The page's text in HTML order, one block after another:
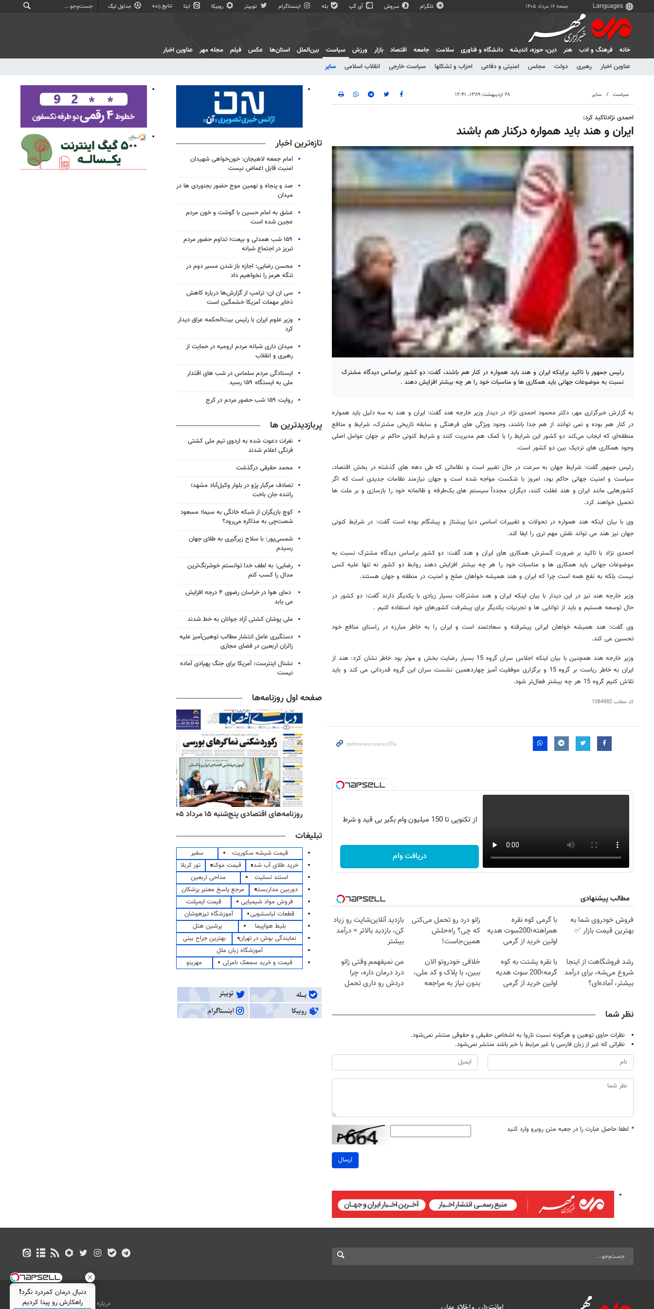
جمعه ۱۶ مرداد ۱۴۰۵ تلگرام سروش آی گپ بله اینستاگرام توییتر روبیکا ایتا نتایج زنده جداول لیگ
خانه فرهنگ و ادب هنر دين، حوزه، انديشه دانشگاه و فناوری سلامت جامعه اقتصاد بازار ورزش
سیاست
عناوین اخبار
رهبری دولت مجلس امنیتی و دفاعی احزاب و تشکلها سیاست خارجی انقلاب اسلامی سایر
بین‌الملل استان‌ها عکس فیلم مجله مهر عناوین اخبار
سیاست سایر ۲۸ اردیبهشت ۱۳۸۹، ۱۲:۴۱
احمدی نژادتاکید کرد:
ایران و هند باید همواره درکنار هم باشند
رئیس جمهور با تاکید براینکه ایران و هند باید همواره در کنار هم باشند، گفت: دو کشور براساس دیدگاه مشترک
نسبت به موضوعات جهانی باید همکاری ها و مناسبات خود را هر چه بیشتر افزایش دهند .
به گزارش خبرگزاری مهر، دکتر محمود احمدی نژاد در دیدار وزیر خارجه هند گفت: ایران و هند به سه دلیل باید همواره
در کنار هم بوده و نمی توانند از هم جدا باشند، وجود ویژگی های فرهنگی و سابقه تاریخی مشترک، شرایط و منافع
منطقه‌ای که ایجاب می‌کند دو کشور این شرایط را با کمک هم مدیریت کنند و شرایط کنونی حاکم بر جهان عوامل اصلی
وجود همکاری های نزدیک بین دو کشور است.
رئیس جمهور گفت: شرایط جهان به سرعت در حال تغییر است و نظاماتی که طی دهه های گذشته در بخش اقتصاد،
سیاست و امنیت جهانی حاکم بود، امروز با شکست مواجه شده است و جهان نیازمند نظامات جدیدی است که اگر
کشورهایی مانند ایران و هند غفلت کنند، دیگران مجدداً سیستم های یک‌طرفه و ظالمانه خود را بازسازی و بر ملت ها
تحمیل خواهند کرد.
وی با بیان اینکه هند همواره در تحولات و تغییرات اساسی دنیا پیشتاز و پیشگام بوده است گفت: در شرایط کنونی
جهان نیز هند می تواند نقش مهم تری را ایفا کند.
احمدی نژاد با تاکید بر ضرورت گسترش همکاری های ایران و هند گفت: دو کشور براساس دیدگاه مشترک نسبت به
موضوعات جهانی باید همکاری ها و مناسبات خود را هر چه بیشتر افزایش دهند روابط دو کشور نه تنها علیه کسی
نیست بلکه به نفع همه است چرا که ایران و هند همیشه خواهان صلح و امنیت در منطقه و جهان هستند.
وزیر خارجه هند نیز در این دیدار با بیان اینکه ایران و هند مشترکات بسیار زیادی با یکدیگر دارند گفت: دو کشور در
حال توسعه هستیم و باید از توانایی ها و تجربیات یکدیگر برای پیشرفت کشورهای خود استفاده کنیم .
وی گفت: هند همیشه خواهان ایرانی پیشرفته و سعادتمند است و ایران را به خاطر مبارزه در راستای منافع خود
تحسین می کند.
وزیر خارجه هند همچنین با بیان اینکه اجلاس سران گروه 15 بسیار رضایت بخش و موثر بود خاطر نشان کرد: هند از
ایران به خاطر ریاست بر گروه 15 و برگزاری موفقیت آمیز چهاردهمین نشست سران این گروه قدردانی می کند و باید
تلاش کنیم گروه 15 هر چه بیشتر فعال‌تر شود.
کد مطلب1084982
از تکنوپی تا 150 میلیون وام بگیر بی قید و شرط
دریافت وام
مطالب پیشنهادی
فروش خودروی شما به
بهترین قیمت بازار ✅
با گرمی کوه نقره
همراهته؛200سوت هدیه
اولین خرید از گرمی
زانو درد رو تحمل می‌کنی
که چی؟ راه‌حلش
همین‌جاست!
بازدید آنلاین‌شاپت رو زیاد
کن، بازدید بالاتر = درآمد
بیشتر
رشد فروشگاهت از اینجا
شروع می‌شه، برای درآمد
بیشتر، آماده‌ای؟
با نقره پشتت به کوه
گرمه؛200 سوت هدیه
اولین خرید از گرمی
خلافی خودروتو الان
ببین، با پلاک و کد ملی،
بدون نیاز به مراجعه
من نمیفهمم وقتی زانو
درد درمان داره، چرا
دردش رو داری تحمل
نظر شما
نظرات حاوی توهین و هرگونه نسبت ناروا به اشخاص حقیقی و حقوقی منتشر نمی‌شود.
نظراتی که غیر از زبان فارسی یا غیر مرتبط با خبر باشد منتشر نمی‌شود.
* لطفا حاصل عبارت را در جعبه متن روبرو وارد کنید
ارسال
تازه‌ترین اخبار
امام جمعه لاهیجان: خون‌خواهی شهیدان
امنیت قابل اغماض نیست
صد و پنجاه و نهمین موج حضور بجنوردی ها در
میدان
عشق به امام حسین با گوشت و خون مردم
عجین شده است
۱۵۹ شب همدلی و بیعت؛ تداوم حضور مردم
تبریز در اجتماع شبانه
محسن رضایی: اجازه باز شدن مسیر دوم در
تنگه هرمز را نخواهیم داد
سی ان ان: ترامپ از گزارش‌ها درباره کاهش
ذخایر مهمات آمریکا خشمگین است
وزیر علوم ایران با رئیس بیت‌الحکمه عراق دیدار
کرد
میدان داری شبانه مردم ارومیه در حمایت از
رهبری و انقلاب
ایستادگی مردم سلماس در شب های اقتدار
ملی به ایستگاه ۱۵۹ رسید
روایت ۱۵۹ شب حضور مردم در کرج
پربازدیدترین ها
نفرات دعوت شده به اردوی تیم ملی کشتی
فرنگی اعلام شدند
محمد حقیقی درگذشت
تصادف مرگبار پژو در بلوار وکیل‌آباد مشهد؛
راننده جان باخت
کوچ بازیگران از شبکه خانگی به سیما؛ مسعود
شصت‌چی به مذاکره می‌رود؟
شمسی‌پور: با سلاح زیرگیری به طلای جهان
رسیدم
رضایی: به لطف خدا توانستم خوشرنگ‌ترین
مدال را کسب کنم
دمای هوا در خراسان رضوی ۴ درجه افزایش
می یابد
ملی پوشان کشتی آزاد جوانان به خط شدند
دستگیری عامل انتشار مطالب توهین‌آمیز علیه
زائران اربعین در فضای مجازی
نشنال اینترست: آمریکا برای جنگ پهپادی آماده
نیست
صفحه اول روزنامه‌ها
روزنامه‌های ورزشی پنج‌شنبه ۱۵ مرداد ۱۴۰۵ روزنامه‌های اقتصادی پنج‌شنبه ۱۵ مرداد ۱۴۰۵
تبلیغات
قیمت شیشه سکوریت
سفیر
خرید طلای آب شده
قیمت موکت
تور کربلا
استند تسلیت
مداحی اربعین
دوربین مداربسته
مرجع پاسخ معتبر پزشکان
فروش مواد شیمیایی
قیمت ایمپلنت
قطعات لباسشویی
آموزشگاه تیزهوشان
بلیط هواپیما
پرشین هتل
نمایندگی بوش در تهران
بهترین جراح بینی
آموزشگاه زبان ملل
قیمت و خرید سمعک نامرئی
مهرینو
درباره ما تماس با ما بازرگانی
دنبال درمان کمردرد نگرد❗
راهکارش رو پیدا کردیم